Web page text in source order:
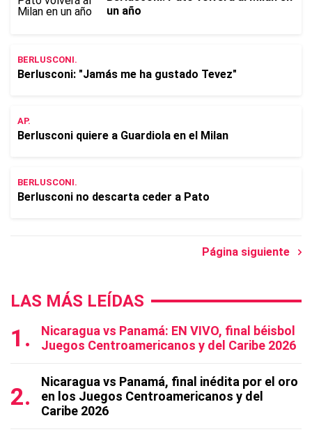
un año
BERLUSCONI.
Berlusconi: "Jamás me ha gustado Tevez"
AP.
Berlusconi quiere a Guardiola en el Milan
BERLUSCONI.
Berlusconi no descarta ceder a Pato
Página siguiente
LAS MÁS LEÍDAS
Nicaragua vs Panamá: EN VIVO, final béisbol
Juegos Centroamericanos y del Caribe 2026
Nicaragua vs Panamá, final inédita por el oro
en los Juegos Centroamericanos y del
Caribe 2026